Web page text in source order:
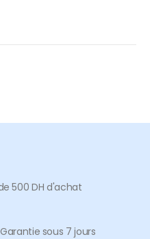
500 DH d'achat
sous 7 jours